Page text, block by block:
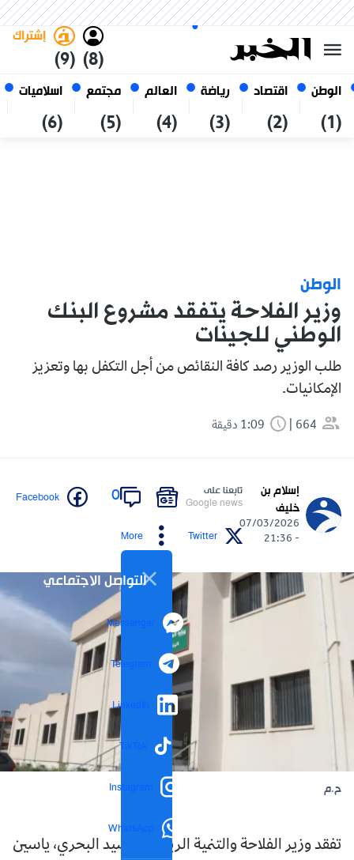
الوطن
(1)
اقتصاد
(2)
رياضة
(3)
العالم
(4)
مجتمع
(5)
اسلاميات
(6)
(8)
إشتراك
(9)
أغسطس 2026
الجزائر
الوطن
وزير الفلاحة يتفقد مشروع البنك
الوطني للجينات
طلب الوزير رصد كافة النقائص من أجل التكفل بها وتعزيز
الإمكانيات.
664
إسلام بن
خليف
07/03/2026
- 21:36
تابعنا على
Google news
0
Facebook
Twitter
More
التواصل الاجتماعي
Messenger
Telegram
LinkedIn
TikTok
Instagram
WhatsApp
ح.م
تفقد وزير الفلاحة والتنمية الريفية والصيد البحري، ياسين